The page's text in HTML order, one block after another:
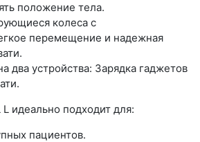
положение тела.
колеса с
перемещение и надежная
два устройства: Зарядка гаджетов
L идеально подходит для:
пациентов.